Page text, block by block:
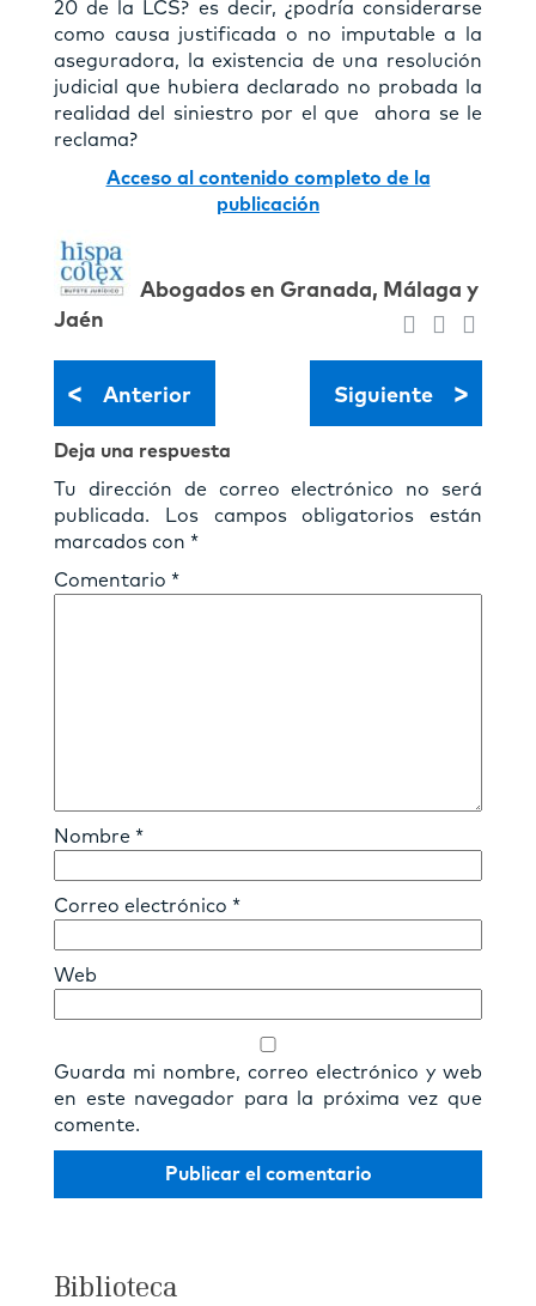
20 de la LCS? es decir, ¿podría considerarse
como causa justificada o no imputable a la
aseguradora, la existencia de una resolución
judicial que hubiera declarado no probada la
realidad del siniestro por el que ahora se le
reclama?
Acceso al contenido completo de la
publicación
Abogados en Granada, Málaga y
Jaén
< Anterior Siguiente >
Deja una respuesta
Tu dirección de correo electrónico no será
publicada.
Los campos obligatorios están
marcados con *
Comentario *
Nombre *
Correo electrónico *
Web
Guarda mi nombre, correo electrónico y web
en este navegador para la próxima vez que
comente.
Biblioteca